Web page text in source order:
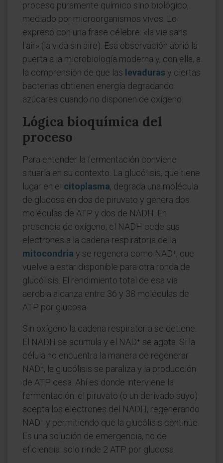
proceso puramente químico sino biológico,
mediado por microorganismos vivos. Lo
expresó con una frase célebre: «la vie sans
l'air» (la vida sin aire). Esa observación abrió la
puerta a la microbiología moderna y, con ella, a
la comprensión de que las levadurasy ciertas
bacterias obtienen energía degradando
azúcares cuando no disponen de oxígeno.
Lógica bioquímica del
proceso
Para entender la fermentación conviene
situarla en su contexto. La glucólisis, que tiene
lugar en el citoplasma, degrada una molécula
de glucosa en dos de piruvato y genera dos
moléculas de ATP y dos de NADH. En
presencia de oxígeno, el NADH cede sus
electrones a la cadena respiratoria de la
mitocondria y se regenera como NAD⁺, que
vuelve a estar disponible para otra ronda de
glucólisis. El rendimiento total de esa vía
aerobia alcanza entre 36 y 38 moléculas de
ATP por glucosa.
Sin oxígeno la cadena respiratoria se detiene.
El NADH se acumula y el NAD⁺ se agota. Si la
célula no encuentra la manera de regenerar
NAD⁺, la glucólisis se paraliza y la producción
de ATP cesa. Ahí es donde interviene la
fermentación: el piruvato (o un derivado suyo)
acepta los electrones del NADH, regenerando
NAD⁺ y permitiendo que la glucólisis continúe.
Es una solución de emergencia, no de
eficiencia: solo rinde 2 ATP por glucosa.